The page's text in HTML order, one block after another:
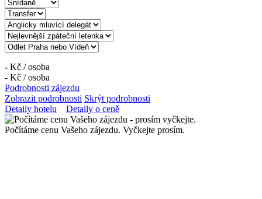
- Kč /osoba
- Kč /osoba
Podrobnosti zájezdu
Zobrazit podrobnosti Skrýt podrobnosti
Detaily hotelu
Detaily o ceně
Počítáme cenu Vašeho zájezdu. Vyčkejte prosím.